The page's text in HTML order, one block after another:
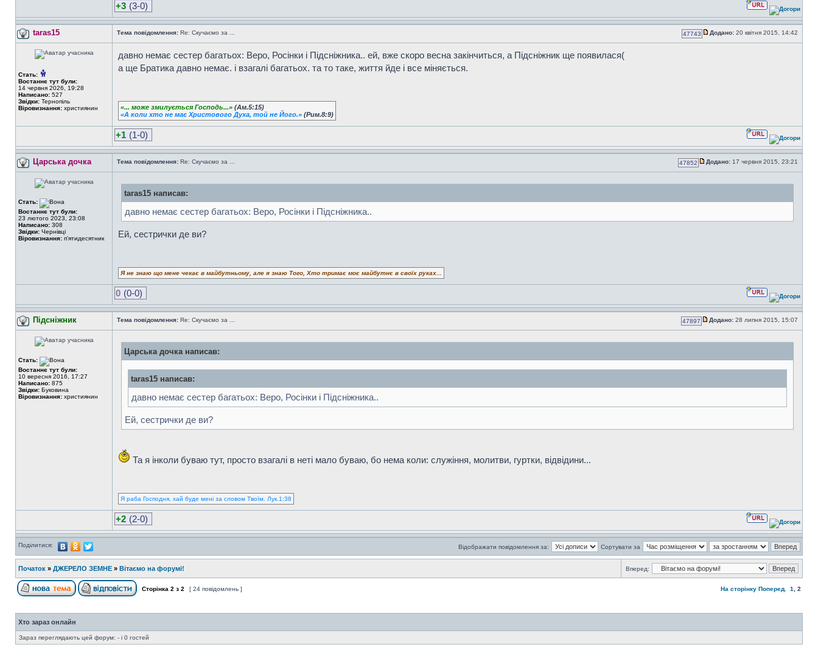
+3 (3-0)
taras15 Тема повідомлення: Re: Скучаємо за ... 47743 Додано: 20 квітня 2015, 14:42
Стать:
Востаннє тут були:
14 червня 2026, 19:28
Написано: 527
Звідки: Тернопіль
Віровизнання: християнин
давно немає сестер багатьох: Веро, Росінки і Підсніжника.. ей, вже скоро весна закінчиться, а Підсніжник ще появилася(
а ще Братика давно немає. і взагалі багатьох. та то таке, життя йде і все міняється.
«... може змилується Господь...» (Ам.5:15)
«А коли хто не має Христового Духа, той не Його.» (Рим.8:9)
+1 (1-0)
Царська дочка Тема повідомлення: Re: Скучаємо за ... 47852 Додано: 17 червня 2015, 23:21
Стать:
Востаннє тут були:
23 лютого 2023, 23:08
Написано: 308
Звідки: Чернівці
Віровизнання: п'ятидесятник
taras15 написав:
давно немає сестер багатьох: Веро, Росінки і Підсніжника..
Ей, сестрички де ви?
Я не знаю що мене чекає в майбутньому, але я знаю Того, Хто тримає моє майбутнє в своїх руках...
0 (0-0)
Підсніжник Тема повідомлення: Re: Скучаємо за ... 47897 Додано: 28 липня 2015, 15:07
Стать:
Востаннє тут були:
10 вересня 2016, 17:27
Написано: 875
Звідки: Буковина
Віровизнання: християнин
Царська дочка написав:
taras15 написав:
давно немає сестер багатьох: Веро, Росінки і Підсніжника..
Ей, сестрички де ви?
Та я інколи буваю тут, просто взагалі в неті мало буваю, бо нема коли: служіння, молитви, гуртки, відвідини...
Я раба Господня, хай буде мені за словом Твоїм. Лук.1:38
+2 (2-0)
Поділитися: Відображати повідомлення за: Сортувати за
Початок » ДЖЕРЕЛО ЗЕМНЕ » Вітаємо на форумі! Вперед:
Сторінка 2 з 2 [ 24 повідомлень ] На сторінку Поперед. 1 2
Хто зараз онлайн
Зараз переглядають цей форум: - і 0 гостей